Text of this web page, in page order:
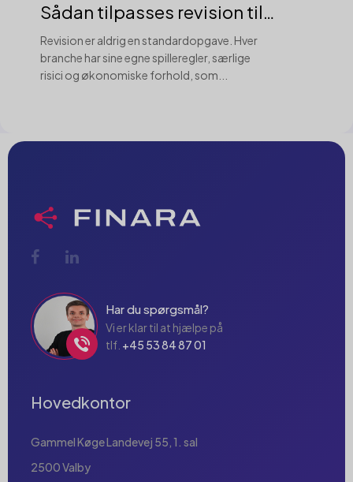
Sådan tilpasses revision til
forskellig...
Revision er aldrig en standardopgave. Hver
branche har sine egne spilleregler, særlige
risici og økonomiske forhold, som...
Har du spørgsmål?
Vi er klar til at hjælpe på
tlf. +45 53 84 87 01
Hovedkontor
Gammel Køge Landevej 55, 1. sal
2500 Valby